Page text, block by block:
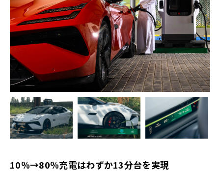
10％→80％充電はわずか13分台を実現